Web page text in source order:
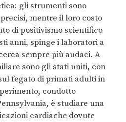
gli strumenti sono
mentre il loro costo
di positivismo scientifico
anni, spinge i laboratori a
sempre più audaci. A
sono gli stati uniti, con
fegato di primati adulti in
condotto
è studiare una
cardiache dovute